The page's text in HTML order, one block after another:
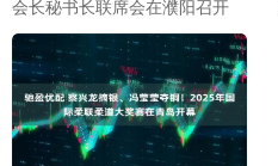
会长秘书长联席会在濮阳召开